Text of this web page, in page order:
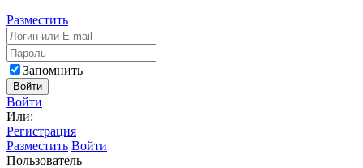
Разместить
Запомнить
Войти
Войти
Или:
Регистрация
Разместить Войти
Пользователь